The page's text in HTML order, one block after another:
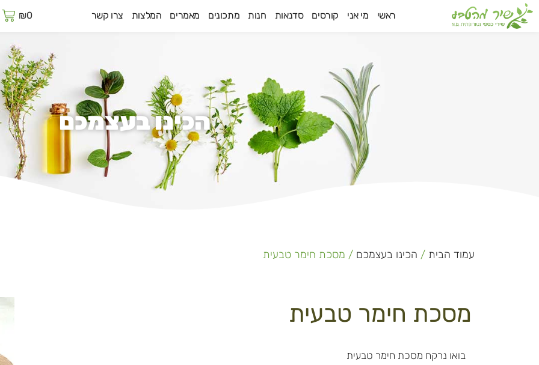
דילוג
לתוכן
ראשי מי אני קורסים סדנאות חנות מתכונים מאמרים המלצות צרו קשר ₪0
הכינו בעצמכם
עמוד הבית / הכינו בעצמכם / מסכת חימר טבעית
מסכת חימר טבעית
בואו נרקח מסכת חימר טבעית